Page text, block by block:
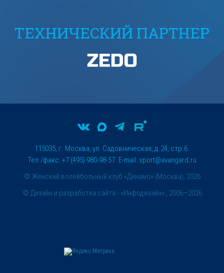
ТЕХНИЧЕСКИЙ ПАРТНЕР
© Женский волейбольный клуб «Динамо» (Москва), 2026
115035, г. Москва, ул. Садовническая, д.24, стр.6.
Тел./факс: +7 (495) 980-98-57. E-mail: sport@avangard.ru
© Дизайн и разработка сайта - «Инфодизайн» , 2006—2026